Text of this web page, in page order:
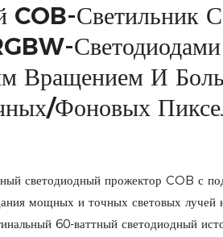
COB-Светильник
Вращением И
фоновых
светодиодный прожектор COB с
мощных и точных световых лучей
60-ваттный светодиодный